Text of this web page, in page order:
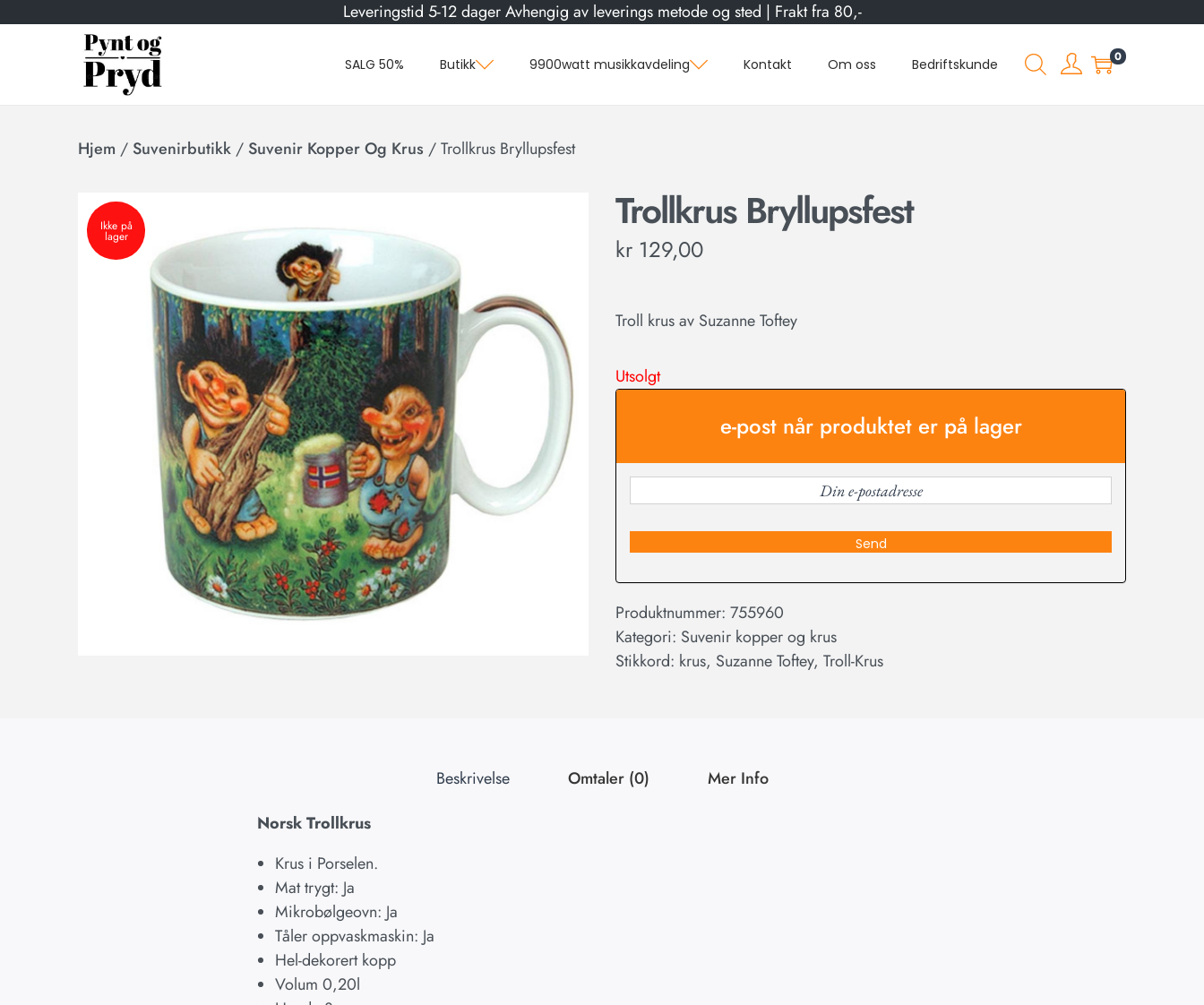
Leveringstid 5-12 dager Avhengig av leverings metode og sted | Frakt fra 80,-
SALG 50% Butikk 9900watt musikkavdeling Kontakt Om oss Bedriftskunde 0
Hjem / Suvenirbutikk / Suvenir Kopper Og Krus /Trollkrus Bryllupsfest
Ikke på
lager Trollkrus Bryllupsfest
kr 129,00
Troll krus av Suzanne Toftey
Utsolgt
e-post når produktet er på lager
Send
Produktnummer: 755960
Kategori: Suvenir kopper og krus
Stikkord: krus, Suzanne Toftey, Troll-Krus
Beskrivelse Omtaler (0)
Mer Info
Norsk Trollkrus
Krus i Porselen.
Mat trygt: Ja
Mikrobølgeovn: Ja
Tåler oppvaskmaskin: Ja
Hel-dekorert kopp
Volum 0,20l